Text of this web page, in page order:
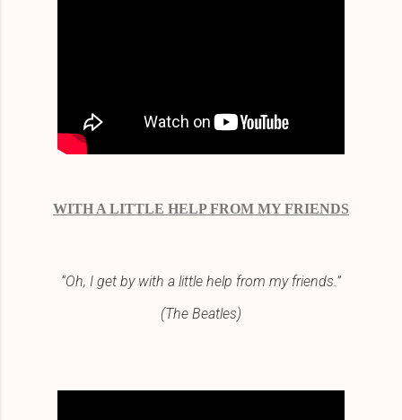
WITH A LITTLE HELP FROM MY FRIENDS
“Oh, I get by with a little help from my friends.”
(The Beatles)